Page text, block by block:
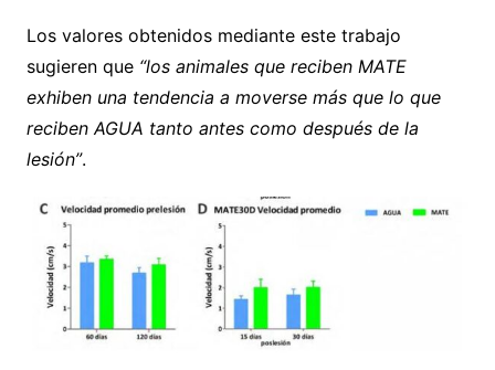
Los valores obtenidos mediante este trabajo
sugieren que “los animales que reciben MATE
exhiben una tendencia a moverse más que lo que
reciben AGUA tanto antes como después de la
lesión”.